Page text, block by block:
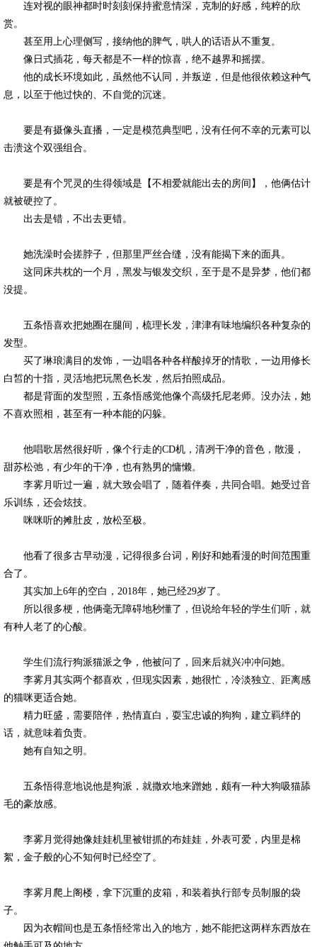
连对视的眼神都时时刻刻保持蜜意情深，克制的好感，纯粹的欣
赏。
甚至用上心理侧写，接纳他的脾气，哄人的话语从不重复。
像日式插花，每天都是不一样的惊喜，绝不越界和摇摆。
他的成长环境如此，虽然他不认同，并叛逆，但是他很依赖这种气
息，以至于他过快的、不自觉的沉迷。
要是有摄像头直播，一定是模范典型吧，没有任何不幸的元素可以
击溃这个双强组合。
要是有个咒灵的生得领域是【不相爱就能出去的房间】，他俩估计
就被硬控了。
出去是错，不出去更错。
她洗澡时会搓脖子，但那里严丝合缝，没有能揭下来的面具。
这同床共枕的一个月，黑发与银发交织，至于是不是异梦，他们都
没提。
五条悟喜欢把她圈在腿间，梳理长发，津津有味地编织各种复杂的
发型。
买了琳琅满目的发饰，一边唱各种各样酸掉牙的情歌，一边用修长
白皙的十指，灵活地把玩黑色长发，然后拍照成品。
都是背面的发型照，五条悟感觉他像个高级托尼老师。没办法，她
不喜欢照相，甚至有一种本能的闪躲。
他唱歌居然很好听，像个行走的CD机，清冽干净的音色，散漫，
甜苏松弛，有少年的干净，也有熟男的慵懒。
李雾月听过一遍，就大致会唱了，随着伴奏，共同合唱。她受过音
乐训练，还会炫技。
咪咪听的摊肚皮，放松至极。
他看了很多古早动漫，记得很多台词，刚好和她看漫的时间范围重
合了。
其实加上6年的空白，2018年，她已经29岁了。
所以很多梗，他俩毫无障碍地秒懂了，但说给年轻的学生们听，就
有种人老了的心酸。
学生们流行狗派猫派之争，他被问了，回来后就兴冲冲问她。
李雾月其实两个都喜欢，但现实因素，她很忙，冷淡独立、距离感
的猫咪更适合她。
精力旺盛，需要陪伴，热情直白，耍宝忠诚的狗狗，建立羁绊的
话，就意味着负责。
她有自知之明。
五条悟得意地说他是狗派，就撒欢地来蹭她，颇有一种大狗吸猫舔
毛的豪放感。
李雾月觉得她像娃娃机里被钳抓的布娃娃，外表可爱，内里是棉
絮，金子般的心不知何时已经空了。
李雾月爬上阁楼，拿下沉重的皮箱，和装着执行部专员制服的袋
子。
因为衣帽间也是五条悟经常出入的地方，她不能把这两样东西放在